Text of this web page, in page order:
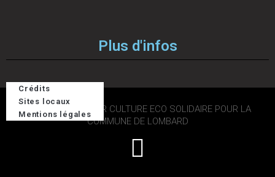
Plus d'infos
Crédits
Sites locaux
Mentions légales
2026 © DESIGN PAR CULTURE ECO SOLIDAIRE POUR LA
COMMUNE DE LOMBARD